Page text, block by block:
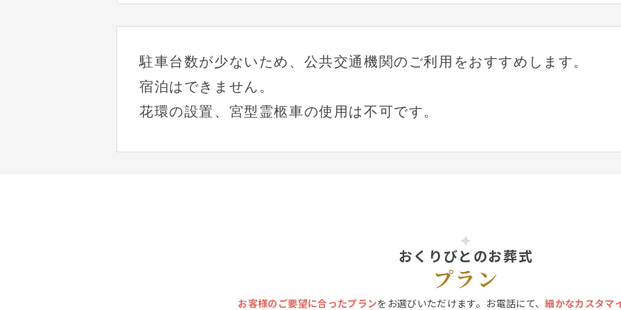
駐車台数が少ないため、公共交通機関のご利用をおすすめします。
宿泊はできません。
花環の設置、宮型霊柩車の使用は不可です。
おくりびとのお葬式
プラン
お客様のご要望に合ったプランをお選びいただけます。お電話にて、細かなカスタマ